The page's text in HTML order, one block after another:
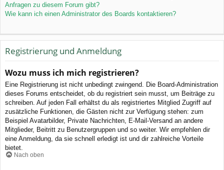
Anfragen zu diesem Forum gibt?
Wie kann ich einen Administrator des Boards kontaktieren?
Registrierung und Anmeldung
Wozu muss ich mich registrieren?
Eine Registrierung ist nicht unbedingt zwingend. Die Board-Administration
dieses Forums entscheidet, ob du registriert sein musst, um Beiträge zu
schreiben. Auf jeden Fall erhältst du als registriertes Mitglied Zugriff auf
zusätzliche Funktionen, die Gästen nicht zur Verfügung stehen: zum
Beispiel Avatarbilder, Private Nachrichten, E-Mail-Versand an andere
Mitglieder, Beitritt zu Benutzergruppen und so weiter. Wir empfehlen dir
eine Anmeldung, da sie schnell erledigt ist und dir zahlreiche Vorteile
bietet.
Nach oben